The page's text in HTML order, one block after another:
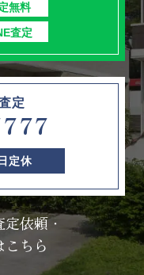
無料
査定
定
定休
依頼・
ちら